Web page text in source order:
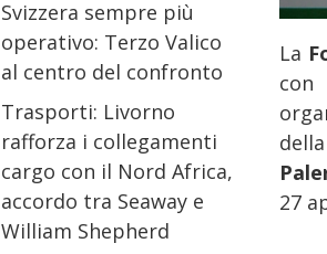
Svizzera sempre più
operativo: Terzo Valico
al centro del confronto
Trasporti: Livorno
rafforza i collegamenti
cargo con il Nord Africa,
accordo tra Seaway e
William Shepherd
La
27